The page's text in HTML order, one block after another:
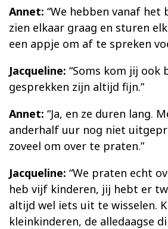
Annet: “We hebben vanaf het
zien elkaar graag en sturen
een appje om af te spreken
Jacqueline: “Soms kom jij ook
gesprekken zijn altijd fijn.”
Annet: “Ja, en ze duren lang.
anderhalf uur nog niet
zoveel om over te praten.”
Jacqueline: “We praten echt
heb vijf kinderen, jij hebt er
altijd wel iets uit te wisselen.
kleinkinderen, de alledaagse